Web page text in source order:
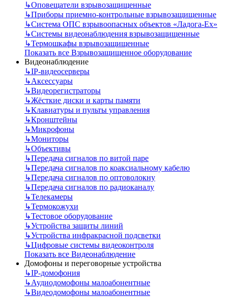
↳Оповещатели взрывозащищенные
↳Приборы приемно-контрольные взрывозащищенные
↳Система ОПС взрывоопасных объектов «Ладога-Ex»
↳Системы видеонаблюдения взрывозащищенные
↳Термошкафы взрывозащищенные
Показать все Взрывозащищенное оборудование
Видеонаблюдение
↳IP-видеосерверы
↳Аксессуары
↳Видеорегистраторы
↳Жёсткие диски и карты памяти
↳Клавиатуры и пульты управления
↳Кронштейны
↳Микрофоны
↳Мониторы
↳Объективы
↳Передача сигналов по витой паре
↳Передача сигналов по коаксиальному кабелю
↳Передача сигналов по оптоволокну
↳Передача сигналов по радиоканалу
↳Телекамеры
↳Термокожухи
↳Тестовое оборудование
↳Устройства защиты линий
↳Устройства инфракрасной подсветки
↳Цифровые системы видеоконтроля
Показать все Видеонаблюдение
Домофоны и переговорные устройства
↳IP-домофония
↳Аудиодомофоны малоабонентные
↳Видеодомофоны малоабонентные